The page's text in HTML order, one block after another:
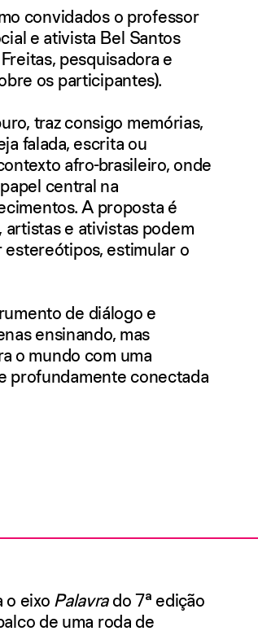
convidados o professor
e ativista Bel Santos
, pesquisadora e
os participantes).
traz consigo memórias,
falada, escrita ou
afro-brasileiro, onde
central na
A proposta é
e ativistas podem
estimular o
de diálogo e
ensinando, mas
o mundo com uma
profundamente conectada
o eixo Palavrado 7ª edição
de uma roda de